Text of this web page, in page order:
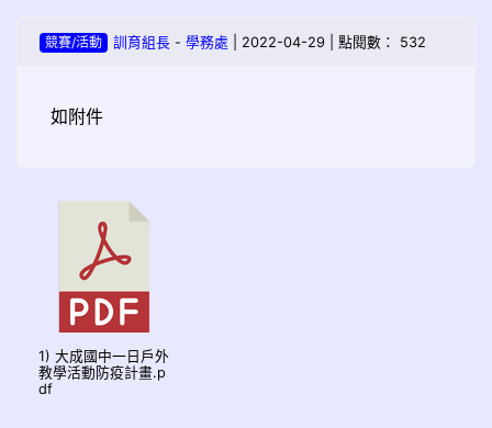
競賽/活動 訓育組長- 學務處 | 2022-04-29 | 點閱數： 532
如附件
1) 大成國中一日戶外
教學活動防疫計畫.p
df